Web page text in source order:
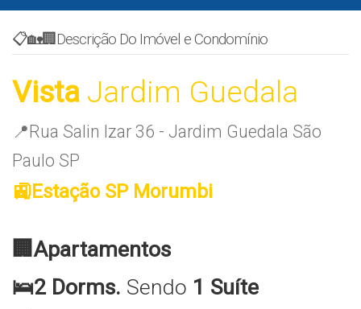
📋🏡🏢Descrição Do Imóvel e Condomínio
Vista Jardim Guedala
📍Rua Salin Izar 36 - Jardim Guedala São
Paulo SP
🚉Estação SP Morumbi
🏢Apartamentos
🛌2 Dorms. Sendo 1 Suíte